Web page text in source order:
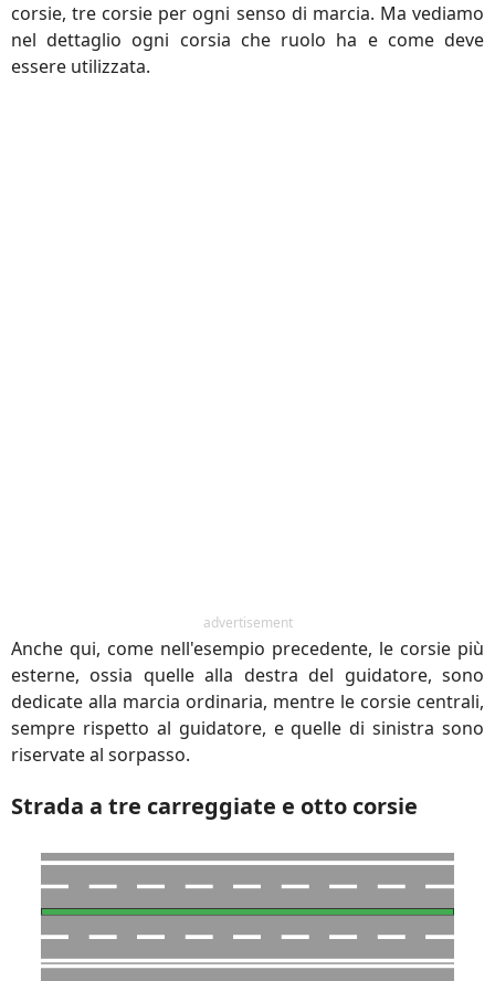
corsie, tre corsie per ogni senso di marcia. Ma vediamo
nel dettaglio ogni corsia che ruolo ha e come deve
essere utilizzata.
advertisement
Anche qui, come nell'esempio precedente, le corsie più
esterne, ossia quelle alla destra del guidatore, sono
dedicate alla marcia ordinaria, mentre le corsie centrali,
sempre rispetto al guidatore, e quelle di sinistra sono
riservate al sorpasso.
Strada a tre carreggiate e otto corsie